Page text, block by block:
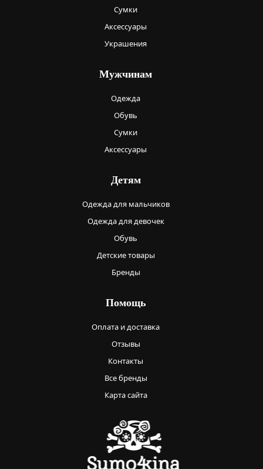
Сумки
Аксессуары
Украшения
Мужчинам
Одежда
Обувь
Сумки
Аксессуары
Детям
Одежда для мальчиков
Одежда для девочек
Обувь
Детские товары
Бренды
Помощь
Оплата и доставка
Отзывы
Контакты
Все бренды
Карта сайта